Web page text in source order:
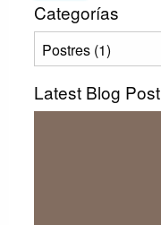
Categorías
Categorías
Latest Blog Post